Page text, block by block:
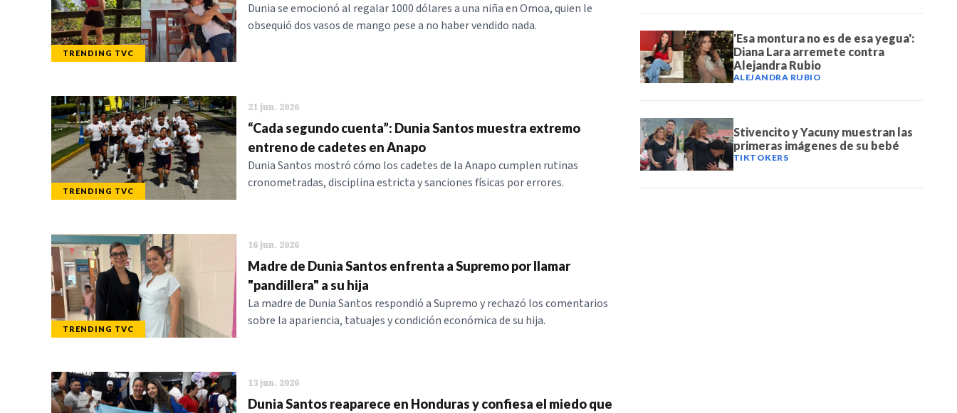
TRENDING TVC
Dunia se emocionó al regalar 1000 dólares a una niña en Omoa, quien le
obsequió dos vasos de mango pese a no haber vendido nada.
TRENDING TVC
21 jun. 2026
“Cada segundo cuenta”: Dunia Santos muestra extremo
entreno de cadetes en Anapo
Dunia Santos mostró cómo los cadetes de la Anapo cumplen rutinas
cronometradas, disciplina estricta y sanciones físicas por errores.
TRENDING TVC
16 jun. 2026
Madre de Dunia Santos enfrenta a Supremo por llamar
"pandillera" a su hija
La madre de Dunia Santos respondió a Supremo y rechazó los comentarios
sobre la apariencia, tatuajes y condición económica de su hija.
13 jun. 2026
Dunia Santos reaparece en Honduras y confiesa el miedo que
'Esa montura no es de esa yegua':
Diana Lara arremete contra
Alejandra Rubio
ALEJANDRA RUBIO
Stivencito y Yacuny muestran las
primeras imágenes de su bebé
TIKTOKERS